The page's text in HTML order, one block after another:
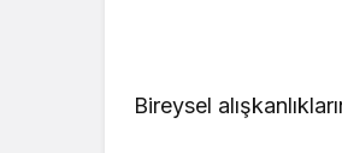
Bireysel